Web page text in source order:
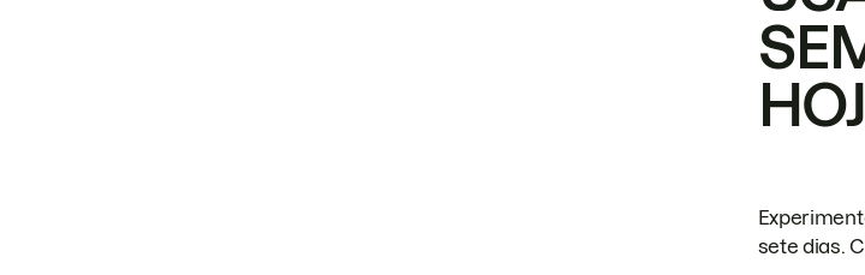
sete dias.